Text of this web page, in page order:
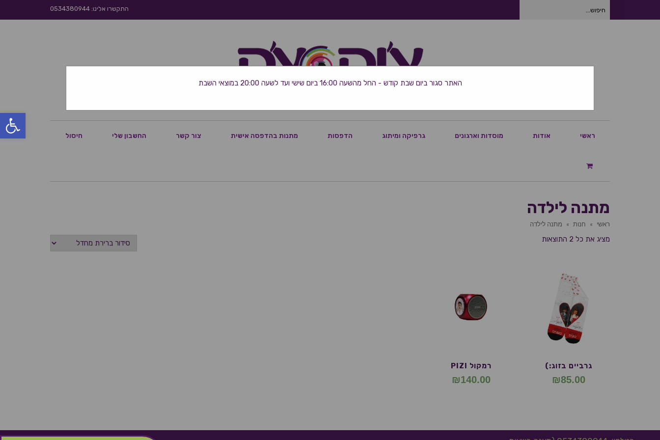
פתח
חיפוש התקשרו אלינו: 0534380944
ראשי אודות מוסדות וארגונים גרפיקה ומיתוג הדפסות מתנות בהדפסה אישית צור קשר החשבון שלי חיסול
מתנה לילדה
ראשי » חנות » מתנה לילדה
מציג את כל 2 התוצאות
גרביים בזוג:)
₪85.00
רמקול PIZI
₪140.00
האתר סגור ביום שבת קודש - החל מהשעה 16:00 ביום שישי ועד לשעה 20:00 במוצאי השבת